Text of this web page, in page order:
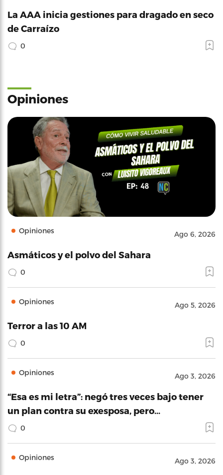
La AAA inicia gestiones para dragado en seco
de Carraízo
0
Opiniones
Opiniones Ago 6, 2026
Asmáticos y el polvo del Sahara
0
Opiniones Ago 5, 2026
Terror a las 10 AM
0
Opiniones Ago 3, 2026
“Esa es mi letra”: negó tres veces bajo tener
un plan contra su exesposa, pero…
0
Opiniones Ago 3, 2026